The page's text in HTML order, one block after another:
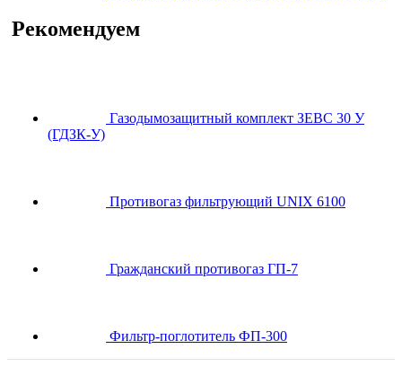
Рекомендуем
Газодымозащитный комплект ЗЕВС 30 У
(ГДЗК-У)
Противогаз фильтрующий UNIX 6100
Гражданский противогаз ГП-7
Фильтр-поглотитель ФП-300